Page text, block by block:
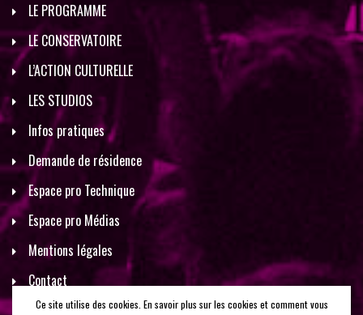
LE PROGRAMME
LE CONSERVATOIRE
L’ACTION CULTURELLE
LES STUDIOS
Infos pratiques
Demande de résidence
Espace pro Technique
Espace pro Médias
Mentions légales
Contact
Ce site utilise des cookies. En savoir plus sur les cookies et comment vous